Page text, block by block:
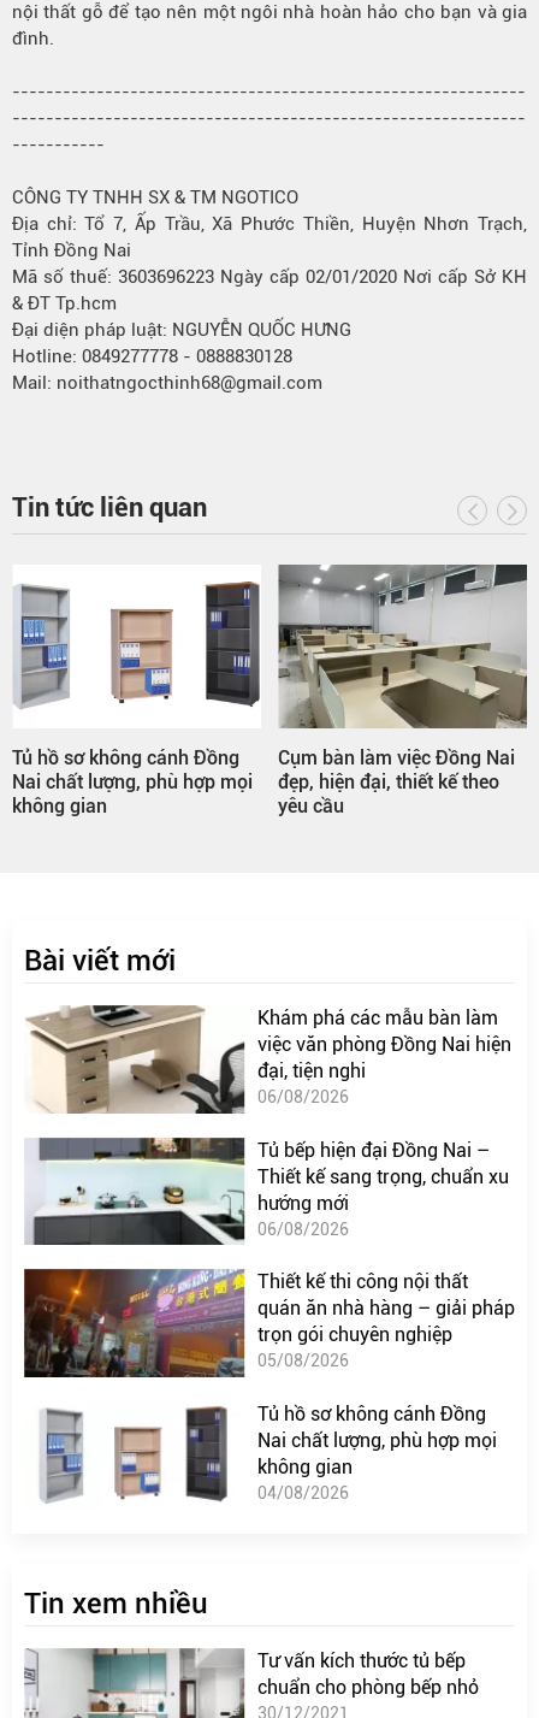
nội thất gỗ để tạo nên một ngôi nhà hoàn hảo cho bạn và gia
đình.
-------------------------------------------------------------
-------------------------------------------------------------
-----------
CÔNG TY TNHH SX & TM NGOTICO
Địa chỉ: Tổ 7, Ấp Trầu, Xã Phước Thiền, Huyện Nhơn Trạch,
Tỉnh Đồng Nai
Mã số thuế: 3603696223 Ngày cấp 02/01/2020 Nơi cấp Sở KH
& ĐT Tp.hcm
Đại diện pháp luật: NGUYỄN QUỐC HƯNG
Hotline: 0849277778 - 0888830128
Mail: noithatngocthinh68@gmail.com
Tin tức liên quan
Tủ hồ sơ không cánh Đồng
Nai chất lượng, phù hợp mọi
không gian
Cụm bàn làm việc Đồng Nai
đẹp, hiện đại, thiết kế theo
yêu cầu
Bài viết mới
Khám phá các mẫu bàn làm
việc văn phòng Đồng Nai hiện
đại, tiện nghi
06/08/2026
Tủ bếp hiện đại Đồng Nai –
Thiết kế sang trọng, chuẩn xu
hướng mới
06/08/2026
Thiết kế thi công nội thất
quán ăn nhà hàng – giải pháp
trọn gói chuyên nghiệp
05/08/2026
Tủ hồ sơ không cánh Đồng
Nai chất lượng, phù hợp mọi
không gian
04/08/2026
Tin xem nhiều
Tư vấn kích thước tủ bếp
chuẩn cho phòng bếp nhỏ
30/12/2021